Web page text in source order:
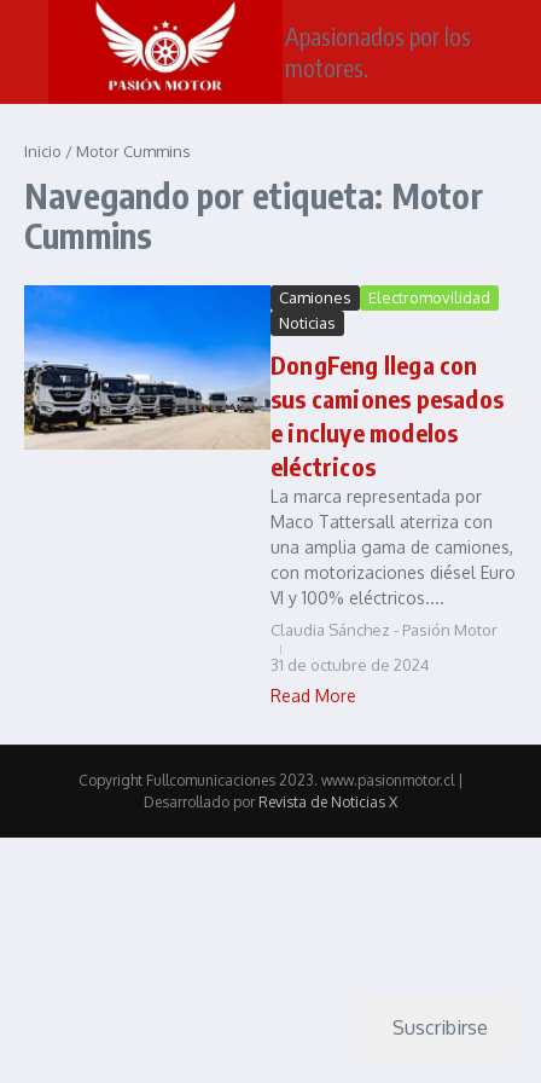
Saltar al contenido
Apasionados por los
motores.
Inicio / Motor Cummins
Navegando por etiqueta: Motor
Cummins
Camiones
Electromovilidad
Noticias
DongFeng llega con
sus camiones pesados
e incluye modelos
eléctricos
La marca representada por
Maco Tattersall aterriza con
una amplia gama de camiones,
con motorizaciones diésel Euro
VI y 100% eléctricos....
Claudia Sánchez - Pasión Motor
31 de octubre de 2024
Read More
Copyright Fullcomunicaciones 2023. www.pasionmotor.cl |
Desarrollado por Revista de Noticias X
Suscribirse